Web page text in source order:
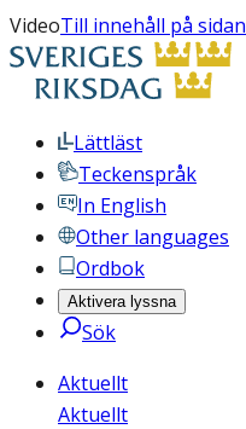
VideoTill innehåll på sidan
Lättläst
Teckenspråk
In English
Other languages
Ordbok
Aktivera lyssna
Sök
Aktuellt
Aktuellt